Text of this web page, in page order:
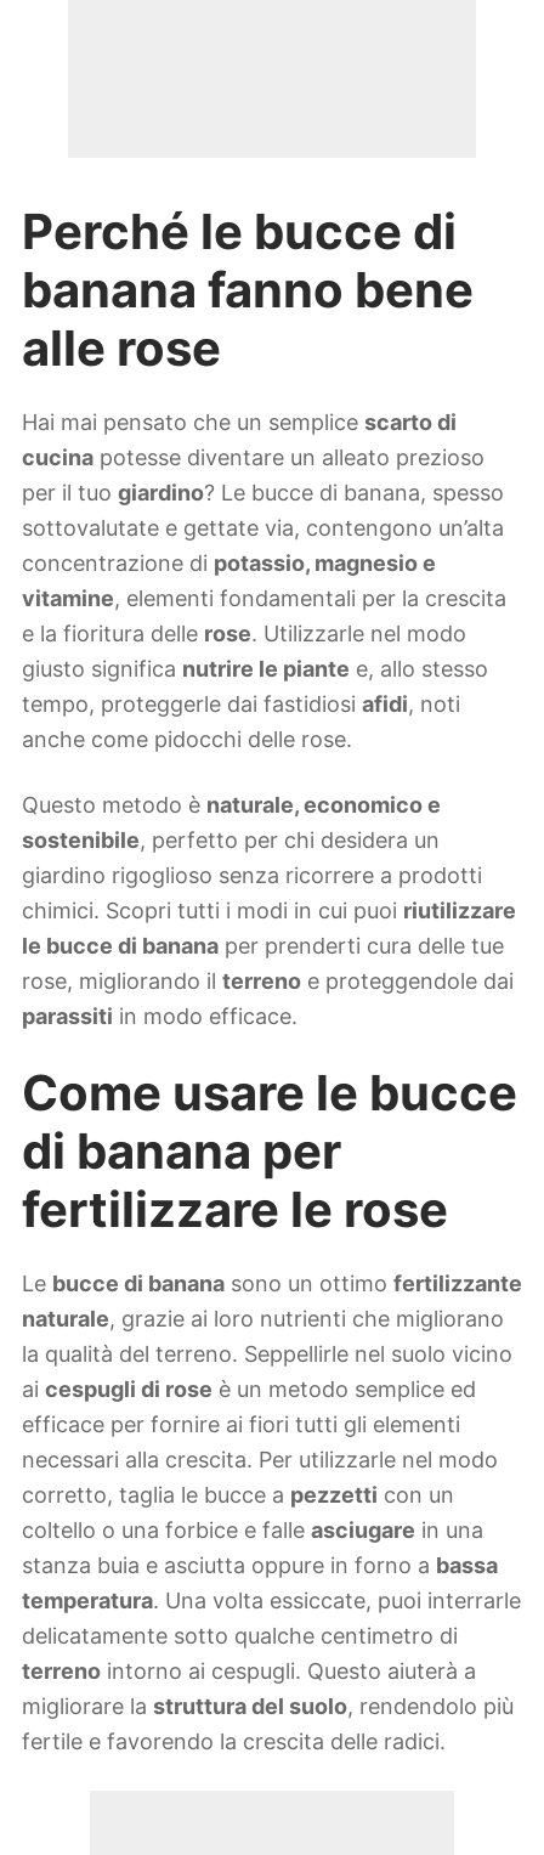
Perché le bucce di
banana fanno bene
alle rose
Hai mai pensato che un semplice scarto di
cucina potesse diventare un alleato prezioso
per il tuo giardino? Le bucce di banana, spesso
sottovalutate e gettate via, contengono un’alta
concentrazione di potassio, magnesio e
vitamine, elementi fondamentali per la crescita
e la fioritura delle rose. Utilizzarle nel modo
giusto significa nutrire le piante e, allo stesso
tempo, proteggerle dai fastidiosi afidi, noti
anche come pidocchi delle rose.
Questo metodo è naturale, economico e
sostenibile, perfetto per chi desidera un
giardino rigoglioso senza ricorrere a prodotti
chimici. Scopri tutti i modi in cui puoi riutilizzare
le bucce di banana per prenderti cura delle tue
rose, migliorando il terreno e proteggendole dai
parassiti in modo efficace.
Come usare le bucce
di banana per
fertilizzare le rose
Le bucce di banana sono un ottimo fertilizzante
naturale, grazie ai loro nutrienti che migliorano
la qualità del terreno. Seppellirle nel suolo vicino
ai cespugli di rose è un metodo semplice ed
efficace per fornire ai fiori tutti gli elementi
necessari alla crescita. Per utilizzarle nel modo
corretto, taglia le bucce a pezzetti con un
coltello o una forbice e falle asciugare in una
stanza buia e asciutta oppure in forno a bassa
temperatura. Una volta essiccate, puoi interrarle
delicatamente sotto qualche centimetro di
terreno intorno ai cespugli. Questo aiuterà a
migliorare la struttura del suolo, rendendolo più
fertile e favorendo la crescita delle radici.